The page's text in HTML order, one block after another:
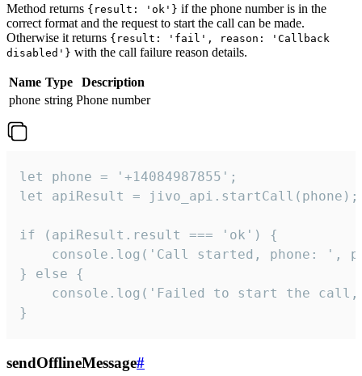
Method returns {result: 'ok'} if the phone number is in the
correct format and the request to start the call can be made.
Otherwise it returns {result: 'fail', reason: 'Callback
disabled'} with the call failure reason details.
Name Type
Description
phone string Phone number
let phone = '+14084987855';
let apiResult = jivo_api.startCall(phone);
if (apiResult.result === 'ok') {
console.log('Call started, phone: ',
} else {
console.log('Failed to start the
}
sendOfflineMessage#